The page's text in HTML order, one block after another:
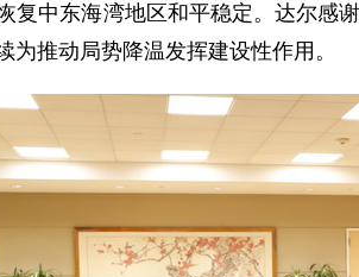
复中东海湾地区和平稳定。达尔感
推动局势降温发挥建设性作用。